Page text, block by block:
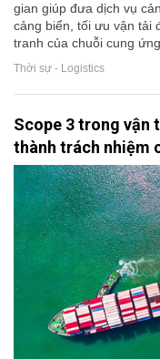
gian giúp đưa dịch vụ
cảng biển, tối ưu vận tải
tranh của chuỗi cung
Thời sự - Logistics
Scope 3 trong vận
thành trách nhiệm